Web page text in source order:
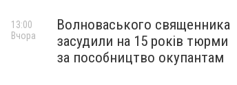
Волноваського священника
засудили на 15 років тюрми
за пособництво окупантам
13:00
Вчора